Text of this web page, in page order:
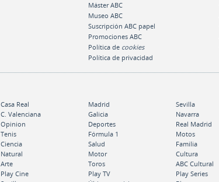
Máster ABC
Museo ABC
Suscripción ABC papel
Promociones ABC
Política de cookies
Política de privacidad
Casa Real Madrid Sevilla
C. Valenciana Galicia Navarra
Opinion Deportes Real Madrid
Tenis Fórmula 1 Motos
Ciencia Salud Familia
Natural Motor Cultura
Arte Toros ABC Cultural
Play Cine Play TV Play Series